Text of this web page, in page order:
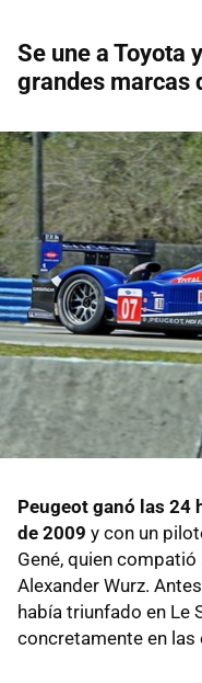
Se une a Toyota
grandes marcas
Peugeot ganó las 24
de 2009 y con un
Gené, quien
Alexander Wurz.
había triunfado en Le
concretamente en